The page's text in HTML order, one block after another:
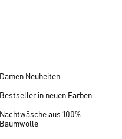
Damen Neuheiten
Bestseller in neuen Farben
Nachtwäsche aus 100%
Baumwolle